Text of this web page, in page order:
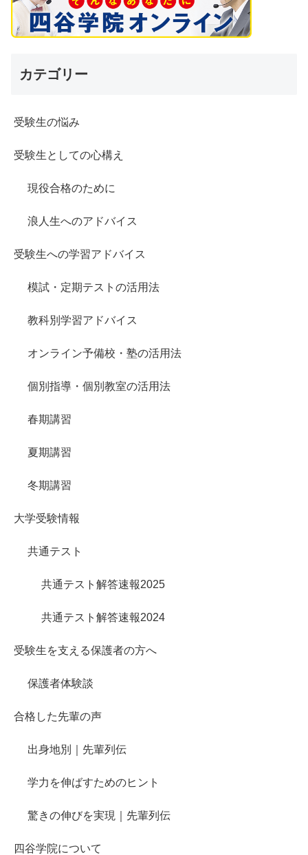
カテゴリー
受験生の悩み
受験生としての心構え
現役合格のために
浪人生へのアドバイス
受験生への学習アドバイス
模試・定期テストの活用法
教科別学習アドバイス
オンライン予備校・塾の活用法
個別指導・個別教室の活用法
春期講習
夏期講習
冬期講習
大学受験情報
共通テスト
共通テスト解答速報2025
共通テスト解答速報2024
受験生を支える保護者の方へ
保護者体験談
合格した先輩の声
出身地別｜先輩列伝
学力を伸ばすためのヒント
驚きの伸びを実現｜先輩列伝
四谷学院について